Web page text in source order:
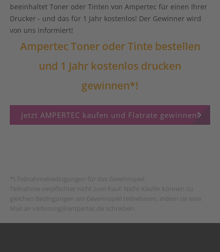
beeinhaltet Toner oder Tinten von Ampertec für einen Ihrer
Drucker - und das für 1 Jahr kostenlos! Der Gewinner wird
von uns informiert!
Ampertec Toner oder Tinte bestellen
und 1 Jahr kostenlos drucken
gewinnen*!
Jetzt AMPERTEC kaufen und Flatrate gewinnen!
keyboard_arrow_right
*) Teilnahmebedingungen für das Gewinnspiel
Teilnahme verpflichtet nicht zum Kauf. Nicht-Käufer können zu
gleichen Bedingungen am Gewinnspiel teilnehmen, indem sie eine
Mail an verlosung@ampertec.de schreiben.